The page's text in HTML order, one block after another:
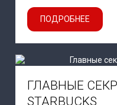
ПОДРОБНЕЕ
ГЛАВНЫЕ
STARBUCKS